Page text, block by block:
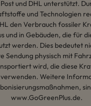
und DHL unterstützt.
und Technologien
den Verbrauch fossiler
und in Gebäuden, die für
werden. Dies bedeutet
Sendung physisch mit
wird, die diese
Weitere
www.GoGreenPlus.de.